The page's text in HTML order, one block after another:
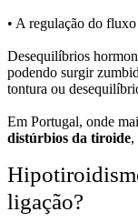
• A regulação do
Desequilíbrios
podendo surgir
tontura ou
Em Portugal, onde
distúrbios da tiroide,
ligação?